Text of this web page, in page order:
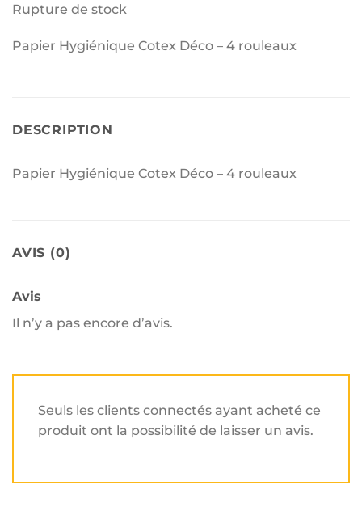
Rupture de stock
Papier Hygiénique Cotex Déco – 4 rouleaux
DESCRIPTION
Papier Hygiénique Cotex Déco – 4 rouleaux
AVIS (0)
Avis
Il n’y a pas encore d’avis.
Seuls les clients connectés ayant acheté ce
produit ont la possibilité de laisser un avis.